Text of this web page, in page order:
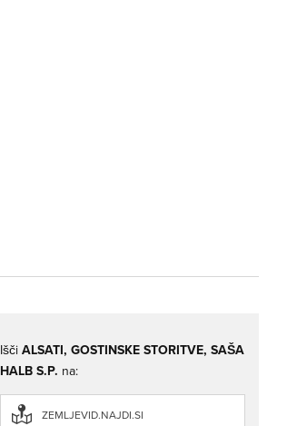
IščiALSATI, GOSTINSKE STORITVE, SAŠA
HALB S.P. na:
ZEMLJEVID.NAJDI.SI